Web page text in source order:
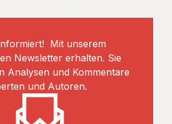
Mit unserem
Newsletter erhalten. Sie
Analysen und Kommentare
und Autoren.